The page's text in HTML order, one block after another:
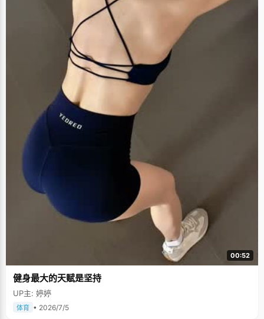
00:52
健身最大的天赋是坚持
UP主: 婷婷
体育 • 2026/7/5